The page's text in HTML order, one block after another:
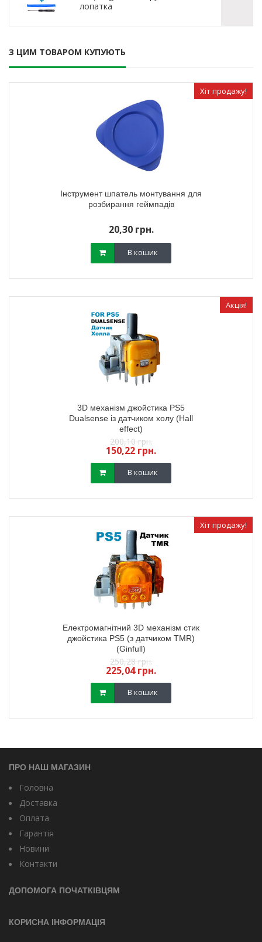
лопатка
З ЦИМ ТОВАРОМ КУПУЮТЬ
Хіт продажу!
Інструмент шпатель монтування для
розбирання геймпадів
20,30 грн.
В кошик
Акція!
3D механізм джойстика PS5
Dualsense із датчиком холу (Hall
effect)
200,10 грн.
150,22 грн.
В кошик
Хіт продажу!
Електромагнітний 3D механізм стик
джойстика PS5 (з датчиком TMR)
(Ginfull)
250,28 грн.
225,04 грн.
В кошик
ПРО НАШ МАГАЗИН
Головна
Доставка
Оплата
Гарантія
Новини
Контакти
ДОПОМОГА ПОЧАТКІВЦЯМ
КОРИСНА ІНФОРМАЦІЯ